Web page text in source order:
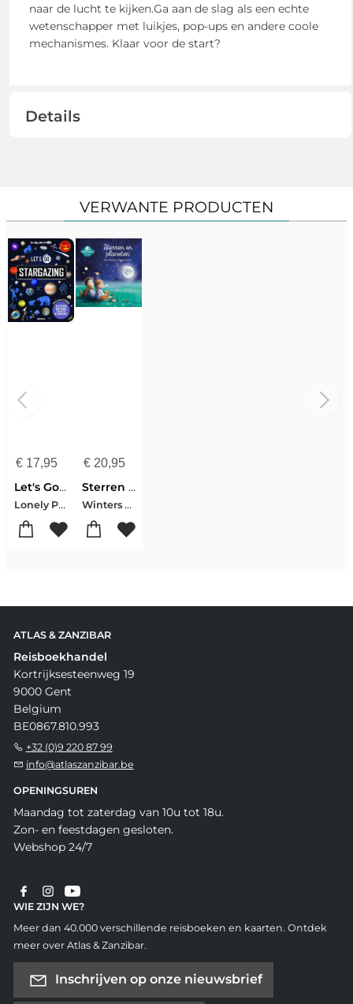
naar de lucht te kijken.Ga aan de slag als een echte
wetenschapper met luikjes, pop-ups en andere coole
mechanismes. Klaar voor de start?
Details
VERWANTE PRODUCTEN
€17,95
Let's Go Stargazing Kids
Lonely Planet
€20,95
Sterren en planeten - Prentenboek
Winters Pierre
ATLAS & ZANZIBAR
Reisboekhandel
Kortrijksesteenweg 19
9000 Gent
Belgium
BE0867.810.993
+32 (0)9 220 87 99
info@atlaszanzibar.be
OPENINGSUREN
Maandag tot zaterdag van 10u tot 18u.
Zon- en feestdagen gesloten.
Webshop 24/7
WIE ZIJN WE?
Meer dan 40.000 verschillende reisboeken en kaarten. Ontdek
meer over Atlas & Zanzibar.
Inschrijven op onze nieuwsbrief